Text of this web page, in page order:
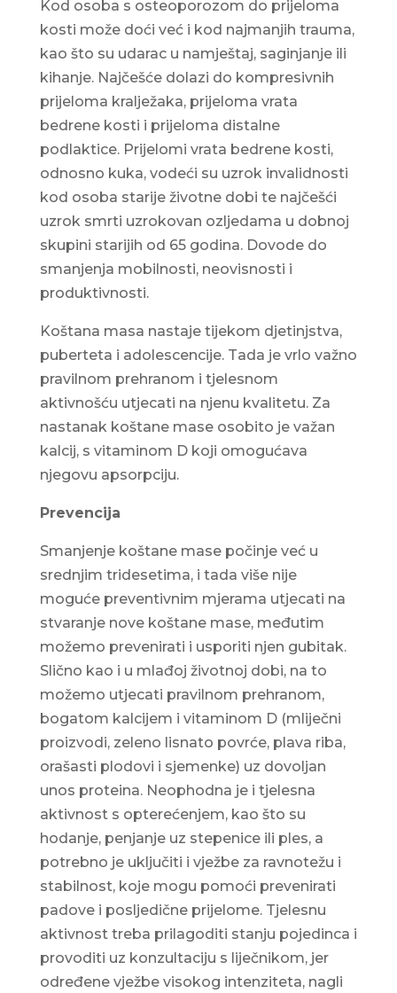
Kod osoba s osteoporozom do prijeloma
kosti može doći već i kod najmanjih trauma,
kao što su udarac u namještaj, saginjanje ili
kihanje. Najčešće dolazi do kompresivnih
prijeloma kralježaka, prijeloma vrata
bedrene kosti i prijeloma distalne
podlaktice. Prijelomi vrata bedrene kosti,
odnosno kuka, vodeći su uzrok invalidnosti
kod osoba starije životne dobi te najčešći
uzrok smrti uzrokovan ozljedama u dobnoj
skupini starijih od 65 godina. Dovode do
smanjenja mobilnosti, neovisnosti i
produktivnosti.
Koštana masa nastaje tijekom djetinjstva,
puberteta i adolescencije. Tada je vrlo važno
pravilnom prehranom i tjelesnom
aktivnošću utjecati na njenu kvalitetu. Za
nastanak koštane mase osobito je važan
kalcij, s vitaminom D koji omogućava
njegovu apsorpciju.
Prevencija
Smanjenje koštane mase počinje već u
srednjim tridesetima, i tada više nije
moguće preventivnim mjerama utjecati na
stvaranje nove koštane mase, međutim
možemo prevenirati i usporiti njen gubitak.
Slično kao i u mlađoj životnoj dobi, na to
možemo utjecati pravilnom prehranom,
bogatom kalcijem i vitaminom D (mliječni
proizvodi, zeleno lisnato povrće, plava riba,
orašasti plodovi i sjemenke) uz dovoljan
unos proteina. Neophodna je i tjelesna
aktivnost s opterećenjem, kao što su
hodanje, penjanje uz stepenice ili ples, a
potrebno je uključiti i vježbe za ravnotežu i
stabilnost, koje mogu pomoći prevenirati
padove i posljedične prijelome. Tjelesnu
aktivnost treba prilagoditi stanju pojedinca i
provoditi uz konzultaciju s liječnikom, jer
određene vježbe visokog intenziteta, nagli